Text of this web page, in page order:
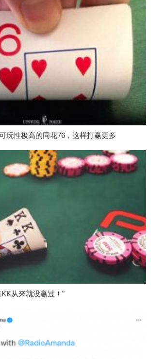
玩性极高的同花76，这样打赢更多
KK从来就没赢过！”